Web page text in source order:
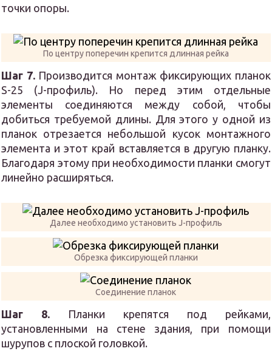
точки опоры.
По центру поперечин крепится длинная рейка
Шаг 7.Производится монтаж фиксирующих планок
S-25 (J-профиль). Но перед этим отдельные
элементы соединяются между собой, чтобы
добиться требуемой длины. Для этого у одной из
планок отрезается небольшой кусок монтажного
элемента и этот край вставляется в другую планку.
Благодаря этому при необходимости планки смогут
линейно расширяться.
Далее необходимо установить J-профиль
Обрезка фиксирующей планки
Соединение планок
Шаг 8. Планки крепятся под рейками,
установленными на стене здания, при помощи
шурупов с плоской головкой.